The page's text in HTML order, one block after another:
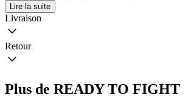
Lire la suite
Livraison
Retour
Plus de READY TO FIGHT